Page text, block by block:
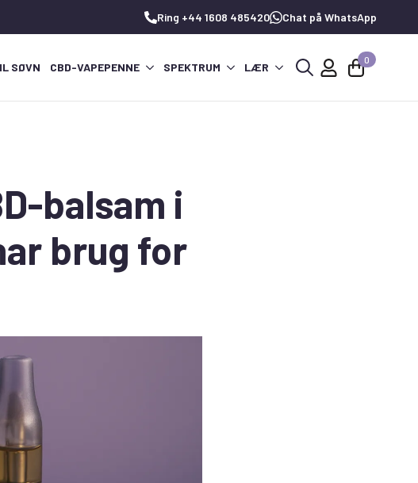
Ring +44 1608 485420 Chat på WhatsApp
SØVN CBD-VAPEPENNE SPEKTRUM LÆR
0
balsam i
brug for